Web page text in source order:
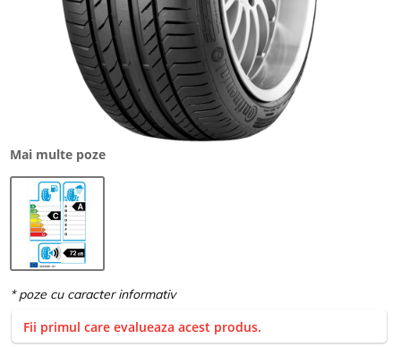
Mai multe poze
Fii primul care evalueaza acest produs.